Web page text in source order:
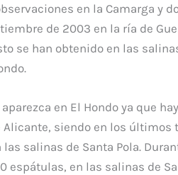
en la Camarga y
de 2003 en la ría de
se han obtenido en las
en El Hondo ya que
siendo en los
salinas de Santa Pola.
espátulas, en las salinas de